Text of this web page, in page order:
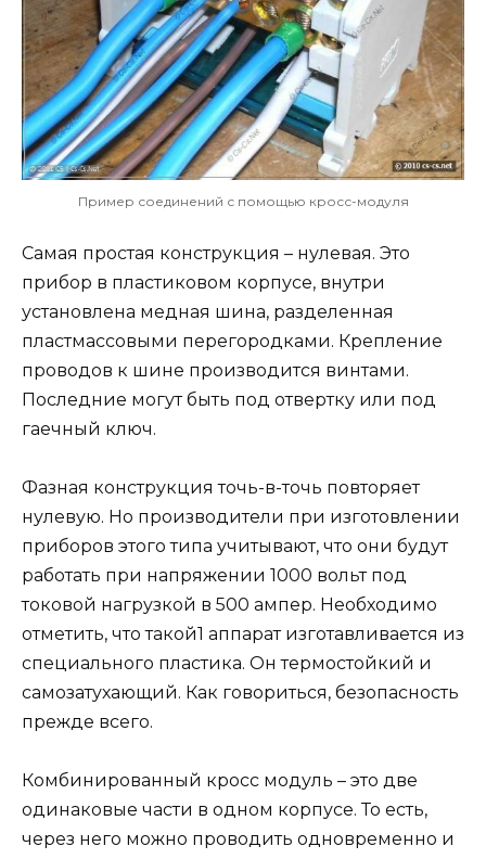
Пример соединений с помощью кросс-модуля
Самая простая конструкция – нулевая. Это
прибор в пластиковом корпусе, внутри
установлена медная шина, разделенная
пластмассовыми перегородками. Крепление
проводов к шине производится винтами.
Последние могут быть под отвертку или под
гаечный ключ.
Фазная конструкция точь-в-точь повторяет
нулевую. Но производители при изготовлении
приборов этого типа учитывают, что они будут
работать при напряжении 1000 вольт под
токовой нагрузкой в 500 ампер. Необходимо
отметить, что такой1 аппарат изготавливается из
специального пластика. Он термостойкий и
самозатухающий. Как говориться, безопасность
прежде всего.
Комбинированный кросс модуль – это две
одинаковые части в одном корпусе. То есть,
через него можно проводить одновременно и